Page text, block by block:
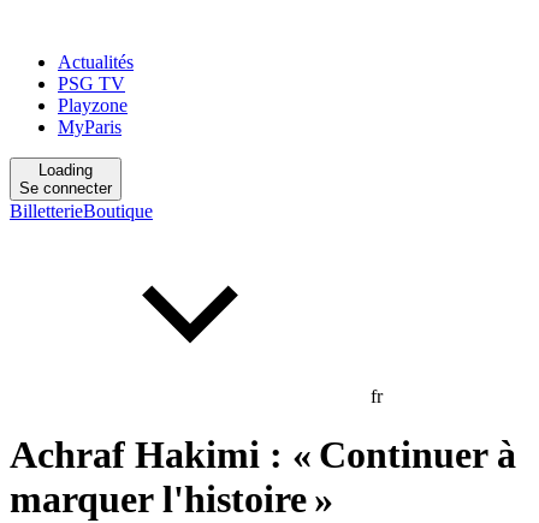
Actualités
PSG TV
Playzone
MyParis
Loading
Se connecter
BilletterieBoutique
fr
Achraf Hakimi : « Continuer à
marquer l'histoire »